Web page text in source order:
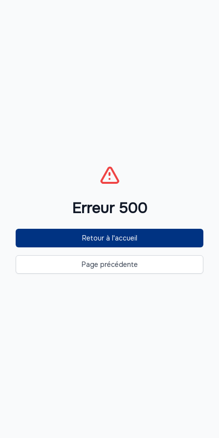
Erreur 500
Retour à l'accueil
Page précédente